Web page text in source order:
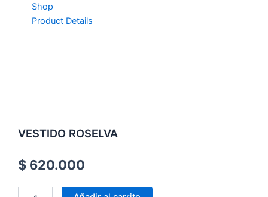
Shop
Product Details
VESTIDO ROSELVA
$ 620.000